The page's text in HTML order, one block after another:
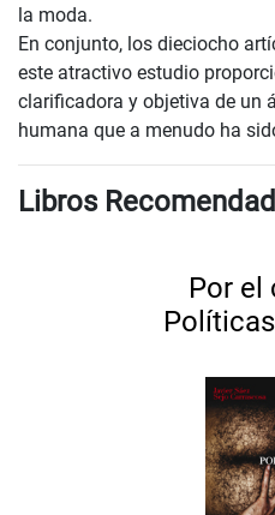
la moda.
En conjunto, los dieciocho
este atractivo estudio
clarificadora y objetiva de un
humana que a menudo ha
Libros
Por el